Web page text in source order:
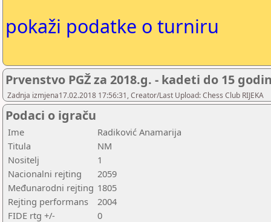
pokaži podatke o turniru
Prvenstvo PGŽ za 2018.g. - kadeti do 15
Zadnja izmjena17.02.2018 17:56:31, Creator/Last Upload: Chess Club RIJEKA
Podaci o igraču
Ime
Radiković Anamarija
Titula
NM
Nositelj
1
Nacionalni rejting
2059
Međunarodni rejting 1805
Rejting performans
2004
FIDE rtg +/-
0